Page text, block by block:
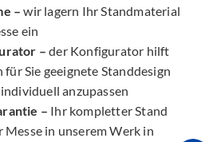
– wir lagern Ihr Standmaterial
ein
– der Konfigurator hilft
für Sie geeignete Standdesign
anzupassen
– Ihr kompletter Stand
in unserem Werk in